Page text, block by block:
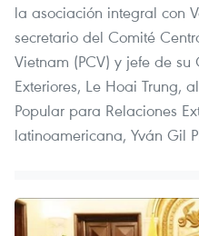
la asociación integral con
secretario del Comité
Vietnam (PCV) y jefe de
Exteriores, Le Hoai Trung,
Popular para Relaciones
latinoamericana, Yván Gil